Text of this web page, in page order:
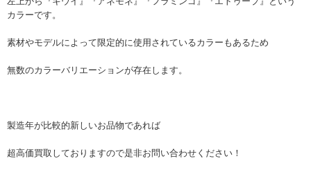
カラーです。
素材やモデルによって限定的に使用されているカラーもあるため
無数のカラーバリエーションが存在します。
製造年が比較的新しいお品物であれば
超高価買取しておりますので是非お問い合わせください！